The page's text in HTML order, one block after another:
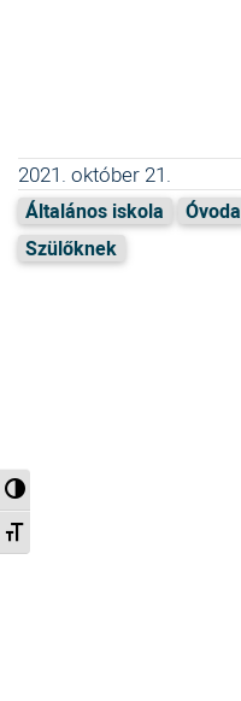
Nagy kontraszt váltása
Betűméret váltása
2021. október 21.
Általános iskola Óvoda
Szülőknek